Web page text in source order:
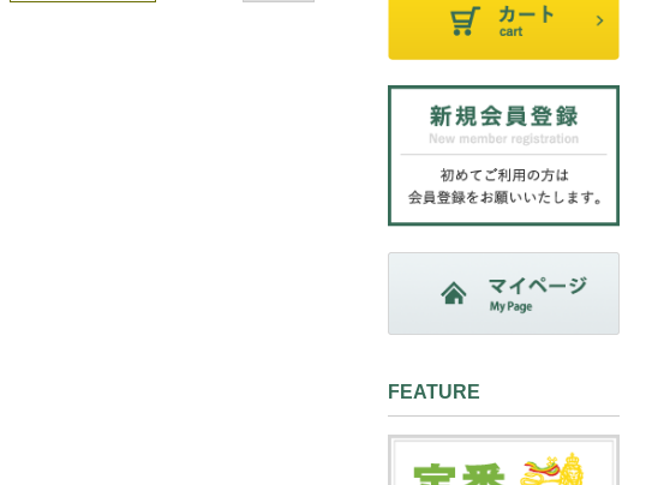
FEATURE